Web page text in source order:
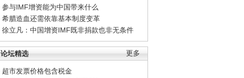
参与IMF增资能为中国带来什么
希腊造血还需依靠基本制度变革
徐立凡：中国增资IMF既非捐款也非无条件
更多
论坛精选
超市发票价格包含税金